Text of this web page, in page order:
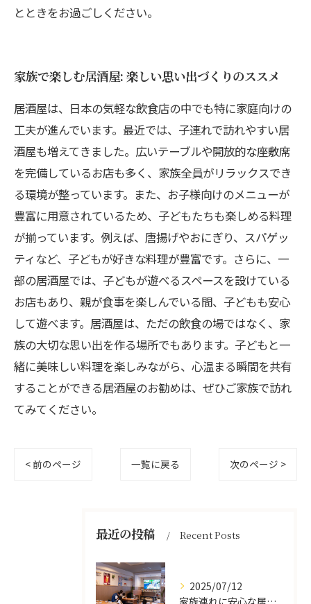
とときをお過ごしください。
家族で楽しむ居酒屋: 楽しい思い出づくりのススメ
居酒屋は、日本の気軽な飲食店の中でも特に家庭向けの
工夫が進んでいます。最近では、子連れで訪れやすい居
酒屋も増えてきました。広いテーブルや開放的な座敷席
を完備しているお店も多く、家族全員がリラックスでき
る環境が整っています。また、お子様向けのメニューが
豊富に用意されているため、子どもたちも楽しめる料理
が揃っています。例えば、唐揚げやおにぎり、スパゲッ
ティなど、子どもが好きな料理が豊富です。さらに、一
部の居酒屋では、子どもが遊べるスペースを設けている
お店もあり、親が食事を楽しんでいる間、子どもも安心
して遊べます。居酒屋は、ただの飲食の場ではなく、家
族の大切な思い出を作る場所でもあります。子どもと一
緒に美味しい料理を楽しみながら、心温まる瞬間を共有
することができる居酒屋のお勧めは、ぜひご家族で訪れ
てみてください。
< 前のページ 一覧に戻る 次のページ >
最近の投稿 Recent Posts
2025/07/12
家族連れに安心な居酒屋体験